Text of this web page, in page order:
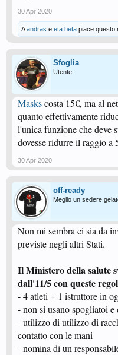
30 Apr 2020
Aandras e eta beta piace questo
Sfoglia
Utente
Maskscosta 15€, ma al
quanto effettivamente
l'unica funzione che deve
dovesse ridurre il raggio a
30 Apr 2020
off-ready
Meglio un sedere
Non mi sembra ci sia da
previste negli altri Stati.
Il Ministero della salute
dall'11/5 con queste
- 4 atleti + 1 istruttore in
- non si usano spogliatoi e
- utilizzo di utilizzo di
contatto con le mani
- nomina di un